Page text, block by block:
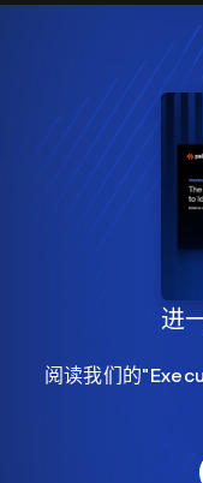
进
阅读我们的